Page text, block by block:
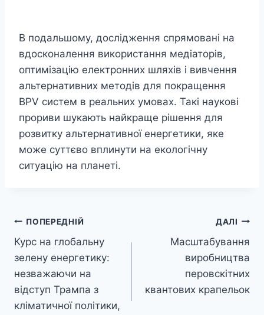
В подальшому, дослідження спрямовані на
вдосконалення використання медіаторів,
оптимізацію електронних шляхів і вивчення
альтернативних методів для покращення
BPV систем в реальних умовах. Такі наукові
прориви шукають найкраще рішення для
розвитку альтернативної енергетики, яке
може суттєво вплинути на екологічну
ситуацію на планеті.
Навігація
записів
ПОПЕРЕДНІЙ
Курс на глобальну
зелену енергетику:
незважаючи на
відступ Трампа з
кліматичної політики,
ДАЛІ
Масштабування
виробництва
перовскітних
квантових крапельок